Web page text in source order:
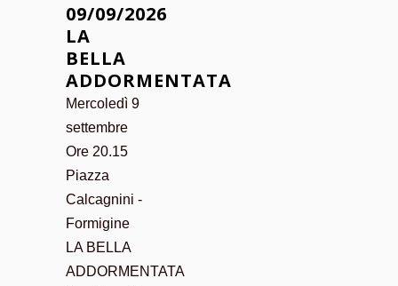
09/09/2026
LA
BELLA
ADDORMENTATA
Mercoledì 9
settembre
Ore 20.15
Piazza
Calcagnini -
Formigine
LA BELLA
ADDORMENTATA